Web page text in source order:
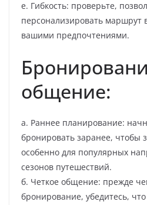
е. Гибкость: проверьте,
персонализировать маршрут
вашими предпочтениями.
общение:
а. Раннее планирование:
бронировать заранее, чтобы
особенно для популярных
сезонов путешествий.
б. Четкое общение: прежде
бронирование, убедитесь,